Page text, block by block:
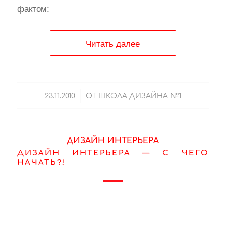
фактом:
Читать далее
23.11.2010
/ ОТ ШКОЛА ДИЗАЙНА №1
ДИЗАЙН ИНТЕРЬЕРА
ДИЗАЙН ИНТЕРЬЕРА — С ЧЕГО
НАЧАТЬ?!